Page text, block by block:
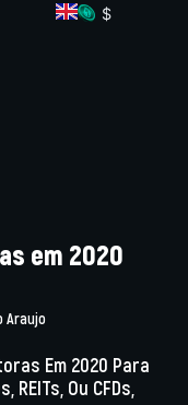
$
em 2020
Araujo
Em 2020 Para
Ou CFDs,